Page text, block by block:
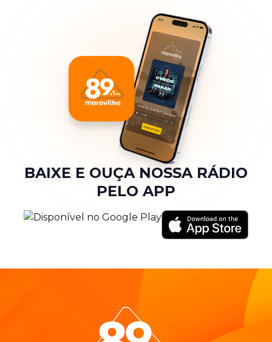
BAIXE E OUÇA NOSSA RÁDIO
PELO APP